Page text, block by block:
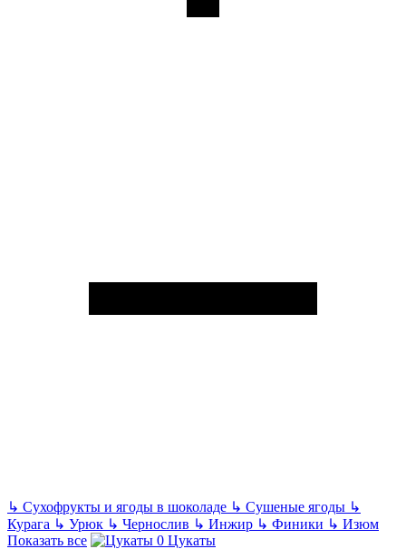
↳ Сухофрукты и ягоды в шоколаде ↳ Сушеные ягоды ↳
Курага ↳ Урюк ↳ Чернослив ↳ Инжир ↳ Финики ↳ Изюм
Показать все
Цукаты